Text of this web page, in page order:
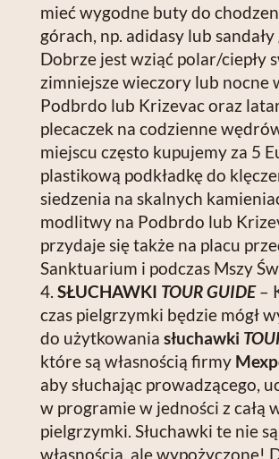
mieć wygodne buty do
górach, np. adidasy lub
Dobrze jest wziąć polar/ciepły
zimniejsze wieczory lub nocne
Podbrdo lub Krizevac oraz
plecaczek na codzienne
miejscu często kupujemy za 5
plastikową podkładkę do
siedzenia na skalnych
modlitwy na Podbrdo lub
przydaje się także na placu
Sanktuarium i podczas Mszy
SŁUCHAWKI TOUR GUIDE–
czas pielgrzymki będzie mógł
do użytkowania słuchawki
które są własnością firmy
aby słuchając prowadzącego,
w programie w jedności z całą
pielgrzymki. Słuchawki te nie
własnością, ale wypożyczone!